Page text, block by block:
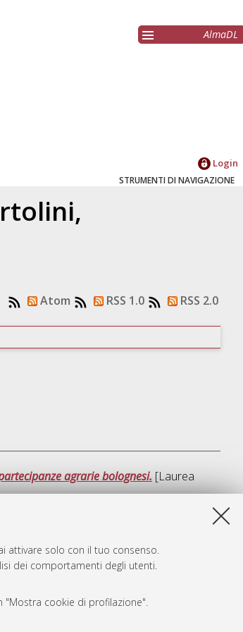
attivare solo con il tuo consenso.
dei comportamenti degli utenti.
"Mostra cookie di profilazione".
AlmaDL
Login
STRUMENTI DI NAVIGAZIONE
Atom RSS 1.0 RSS 2.0
agrarie bolognesi. [Laurea
generata il Fri Aug 7 21:05:34 2026 CEST